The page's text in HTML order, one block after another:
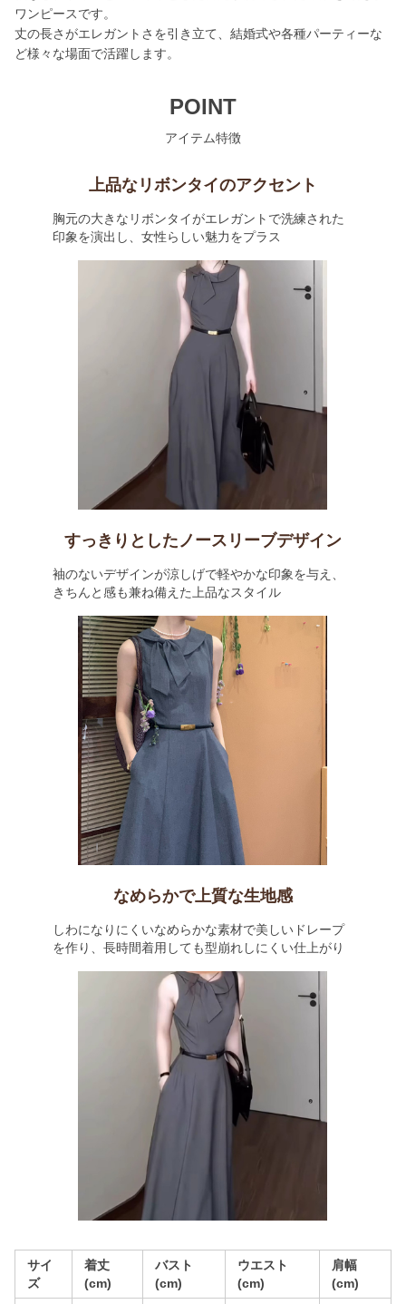
ワンピースです。
丈の長さがエレガントさを引き立て、結婚式や各種パーティーな
ど様々な場面で活躍します。
POINT
アイテム特徴
上品なリボンタイのアクセント
胸元の大きなリボンタイがエレガントで洗練された
印象を演出し、女性らしい魅力をプラス
すっきりとしたノースリーブデザイン
袖のないデザインが涼しげで軽やかな印象を与え、
きちんと感も兼ね備えた上品なスタイル
なめらかで上質な生地感
しわになりにくいなめらかな素材で美しいドレープ
を作り、長時間着用しても型崩れしにくい仕上がり
サイ
ズ
着丈
(cm)
バスト
(cm)
ウエスト
(cm)
肩幅
(cm)